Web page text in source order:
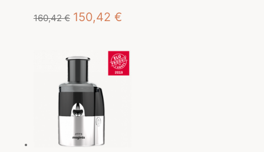
160,42€ Le
était :
160,42 €.
150,42 €Le
actuel
est :
150,42 €.